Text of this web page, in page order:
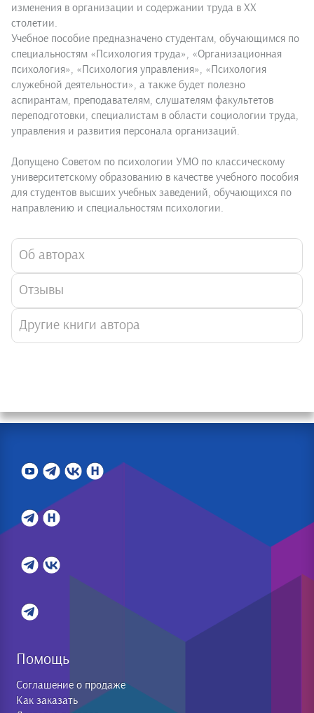
изменения в организации и содержании труда в ХХ
столетии.
Учебное пособие предназначено студентам, обучающимся по
специальностям «Психология труда», «Организационная
психология», «Психология управления», «Психология
служебной деятельности», а также будет полезно
аспирантам, преподавателям, слушателям факультетов
переподготовки, специалистам в области социологии труда,
управления и развития персонала организаций.
Допущено Советом по психологии УМО по классическому
университетскому образованию в качестве учебного пособия
для студентов высших учебных заведений, обучающихся по
направлению и специальностям психологии.
Об авторах
Отзывы
Другие книги автора
Помощь
Соглашение о продаже
Как заказать